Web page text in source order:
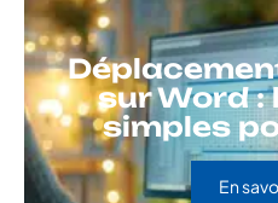
sur Word :
simples
En